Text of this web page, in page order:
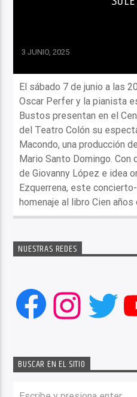
3 JUNIO, 2025
El sábado 7 de junio a las
Oscar Perfer y la pianista
Bustos presentan en el
del Teatro Colón su
Macondo, una producción
Mario Santo Domingo. Con
de Giovanny López e idea
Ezquerrena, este
homenaje al libro Cien
NUESTRAS REDES
Facebook
BUSCAR EN EL SITIO